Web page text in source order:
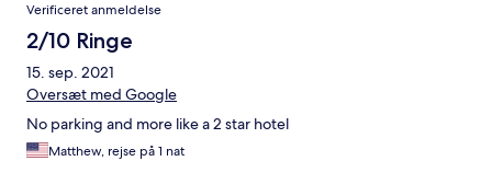
Verificeret anmeldelse
2/10 Ringe
15. sep. 2021
Oversæt med Google
No parking and more like a 2 star hotel
Matthew, rejse på 1 nat